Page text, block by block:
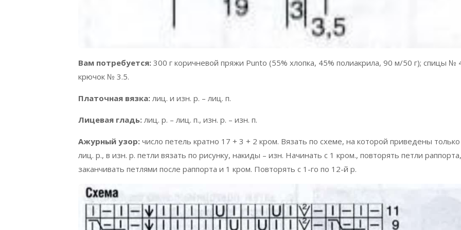
Вам потребуется: 300 г коричневой пряжи Punto (55% хлопка, 45% полиакрила, 90 м/50 г); спицы №
крючок № 3.5.
Платочная вязка: лиц. и изн. р. – лиц. п.
Лицевая гладь: лиц. р. – лиц. п., изн. р. – изн. п.
Ажурный узор: число петель кратно 17 + 3 + 2 кром. Вязать по схеме, на которой приведены только
лиц. р., в изн. р. петли вязать по рисунку, накиды – изн. Начинать с 1 кром., повторять петли раппорта,
заканчивать петлями после раппорта и 1 кром. Повторять с 1-го по 12-й р.